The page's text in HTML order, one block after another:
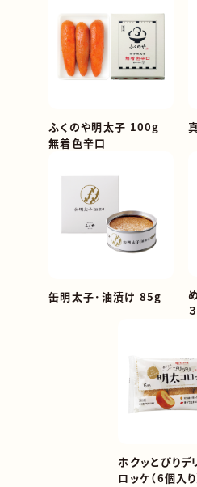
ふくのや明太子 100g
無着色辛口
缶明太子･油漬け 85g
ホクッとぴりデ
ロッケ（6個入り